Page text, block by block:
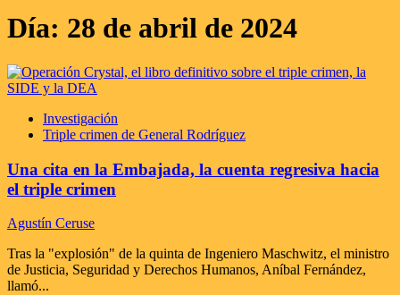
Día: 28 de abril de 2024
Investigación
Triple crimen de General Rodríguez
Una cita en la Embajada, la cuenta regresiva hacia
el triple crimen
Agustín Ceruse
Tras la "explosión" de la quinta de Ingeniero Maschwitz, el ministro
de Justicia, Seguridad y Derechos Humanos, Aníbal Fernández,
llamó...